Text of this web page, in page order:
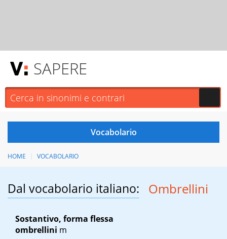
SAPERE
HOME VOCABOLARIO
Dal vocabolario italiano: Ombrellini
Sostantivo, forma flessa
ombrellini m